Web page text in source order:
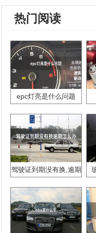
热门阅读
epc灯亮是什么问题
驾驶证到期没有换,逾期